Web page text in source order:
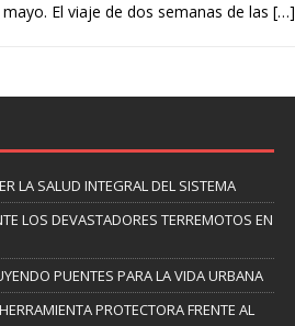
mayo. El viaje de dos semanas de las […]
LA SALUD INTEGRAL DEL SISTEMA
LOS DEVASTADORES TERREMOTOS EN
PUENTES PARA LA VIDA URBANA
PROTECTORA FRENTE AL